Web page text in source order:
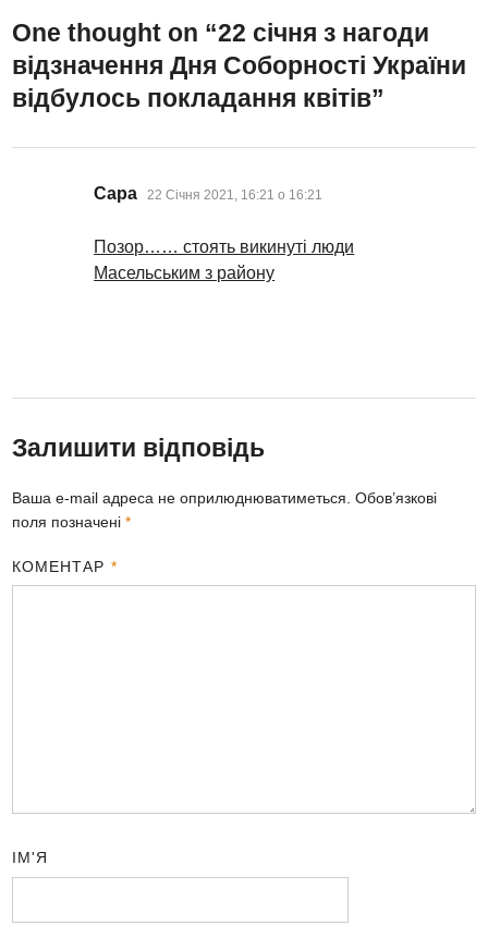
One thought on “22 січня з нагоди
відзначення Дня Соборності України
відбулось покладання квітів”
Сара 22 Січня 2021, 16:21 о 16:21
Позор…… стоять викинуті люди
Масельським з району
Залишити відповідь
Ваша e-mail адреса не оприлюднюватиметься. Обов’язкові
поля позначені*
КОМЕНТАР *
ІМ'Я